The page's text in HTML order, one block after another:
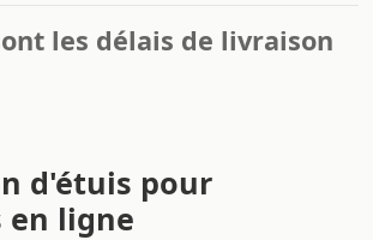
les délais de livraison
d'étuis pour
en ligne